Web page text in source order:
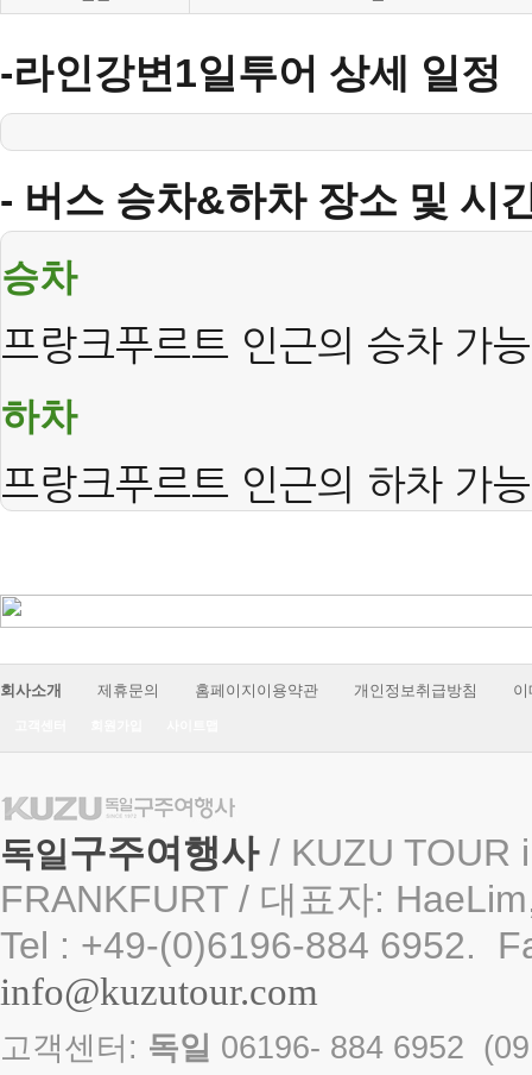
-라인강변1일투어 상세 일정
- 버스 승차&하차 장소 및 시
승차
프랑크푸르트 인근의 승차 가
하차
프랑크푸르트 인근의 하차 가
회사소개 제휴문의 홈페이지이용약관 개인정보취급방침
독일 구주여행사/ KUZU TOUR
FRANKFURT / 대표자:
Tel : +49-(0)6196-884 6952.
info@kuzutour.com
고객센터: 독일 06196- 884 6952